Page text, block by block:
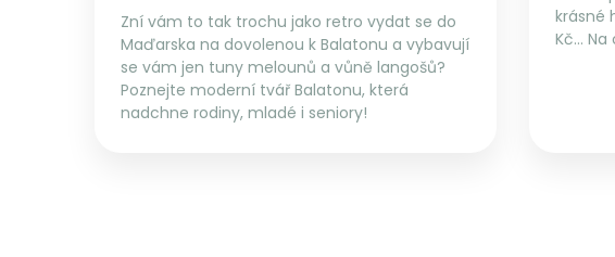
Zní vám to tak trochu jako retro vydat se do
Maďarska na dovolenou k Balatonu a vybavují
se vám jen tuny melounů a vůně langošů?
Poznejte moderní tvář Balatonu, která
nadchne rodiny, mladé i seniory!
krásné
Kč…